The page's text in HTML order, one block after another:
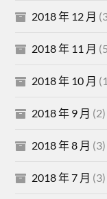
2018 年 12 月
2018 年 11 月
2018 年 10 月
2018 年 9 月 (2)
2018 年 8 月 (3)
2018 年 7 月 (3)